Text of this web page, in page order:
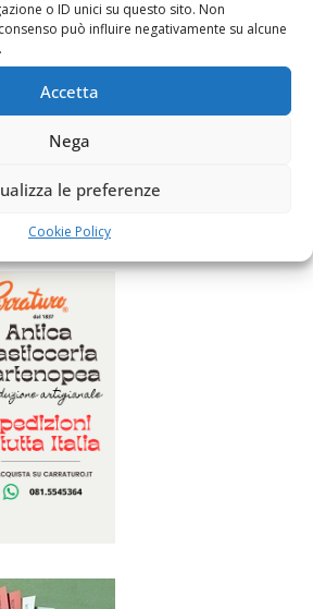
o ID unici su questo sito. Non
può influire negativamente su alcune
Accetta
Nega
le preferenze
Cookie Policy